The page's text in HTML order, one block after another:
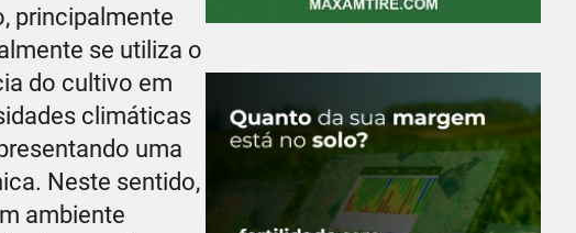
principalmente
se utiliza o
do cultivo em
climáticas
uma
Neste sentido,
ambiente